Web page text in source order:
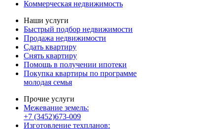
Коммерческая недвижимость
Наши услуги
Быстрый подбор недвижимости
Продажа недвижимости
Сдать квартиру
Снять квартиру
Помощь в получении ипотеки
Покупка квартиры по программе
молодая семья
Прочие услуги
Межевание земель:
+7 (3452)673-009
Изготовление техпланов: